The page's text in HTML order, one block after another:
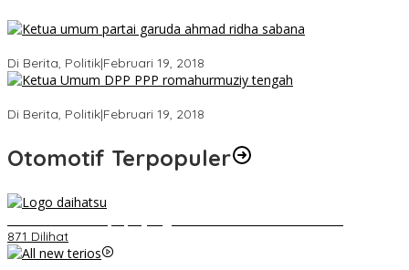
Di Berita, Politik|Februari 19, 2018
Di Berita, Politik|Februari 19, 2018
Otomotif Terpopuler
871 Dilihat